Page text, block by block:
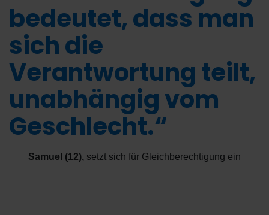
bedeutet, dass man
sich die
Verantwortung teilt,
unabhängig vom
Geschlecht.“
Samuel (12), setzt sich für Gleichberechtigung ein